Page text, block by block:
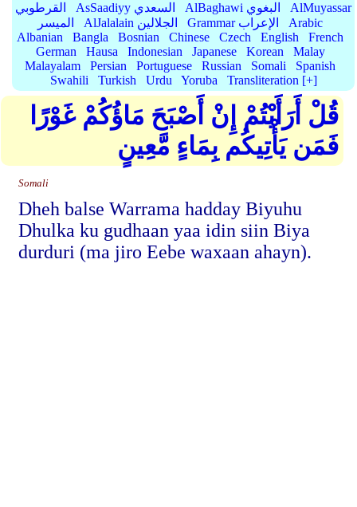
القرطوبي
AsSaadiyy السعدي AlBaghawi البغوي
AlMuyassar
الميسر
AlJalalain الجلالين Grammar الإعراب
Arabic
Albanian
Bangla Bosnian Chinese Czech English
French
German
Hausa Indonesian Japanese Korean
Malay
Malayalam
Persian Portuguese Russian Somali
Spanish
Swahili
Turkish Urdu Yoruba Transliteration [+]
قُلْ أَرَأَيْتُمْ إِنْ أَصْبَحَ مَاؤُكُمْ غَوْرًا
فَمَن يَأْتِيكُم بِمَاءٍ مَّعِينٍ
Somali
Dheh balse Warrama hadday Biyuhu
Dhulka ku gudhaan yaa idin siin Biya
durduri (ma jiro Eebe waxaan ahayn).